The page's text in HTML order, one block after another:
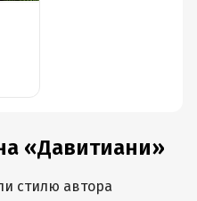
«Давитиани»
стилю автора